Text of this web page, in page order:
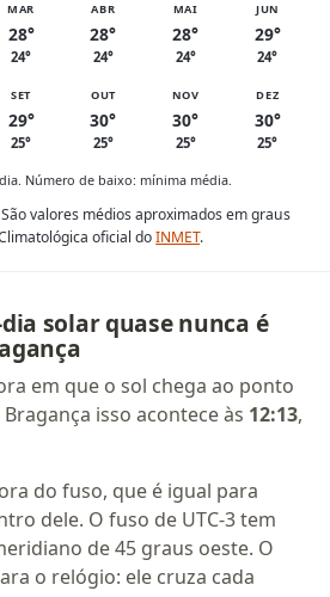
MAR
28°
24°
ABR
28°
24°
MAI
28°
24°
JUN
29°
24°
SET
29°
25°
OUT
30°
25°
NOV
30°
25°
DEZ
30°
25°
Número de baixo: mínima média.
valores médios aproximados em graus
oficial doINMET.
solar quase nunca é
em que o sol chega ao ponto
isso acontece às 12:13,
do fuso, que é igual para
dele. O fuso de UTC-3 tem
de 45 graus oeste. O
o relógio: ele cruza cada